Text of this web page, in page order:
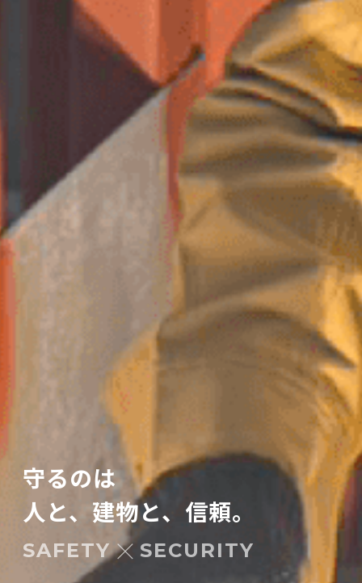
守るのは
人と、建物と、信頼。
SAFETY×SECURITY